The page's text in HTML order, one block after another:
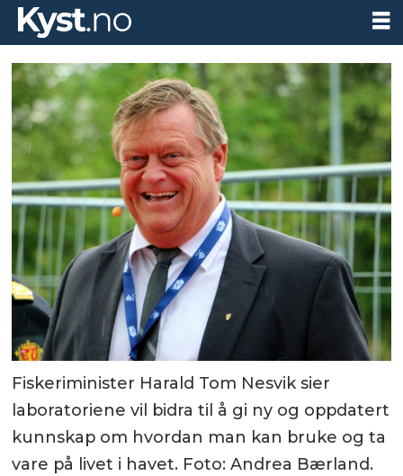
Fiskeriminister Harald Tom Nesvik sier
laboratoriene vil bidra til å gi ny og oppdatert
kunnskap om hvordan man kan bruke og ta
vare på livet i havet. Foto: Andrea Bærland.